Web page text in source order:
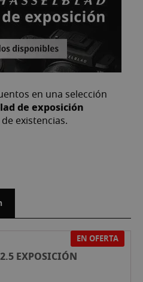
en una selección
de exposición
existencias.
EN OFERTA
EXPOSICIÓN